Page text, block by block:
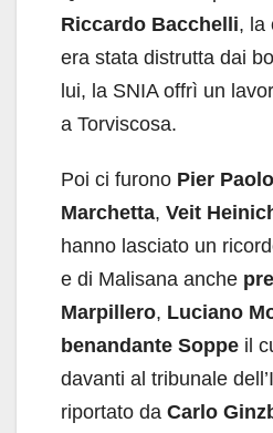
Riccardo Bacchelli, la
era stata distrutta dai
lui, la SNIA offrì un
a Torviscosa.
Poi ci furono Pier
Marchetta, Veit
hanno lasciato un
e di Malisana anche
Marpillero, Luciano
benandante Soppe il
davanti al tribunale
riportato da Carlo